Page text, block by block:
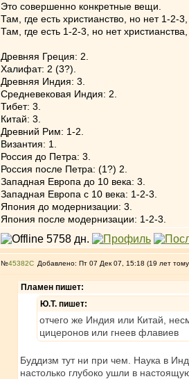
Это совершенно конкретные вещи.
Там, где есть христианство, но нет 1-
Там, где есть 1-2-3, но нет
Древняя Греция: 2.
Халифат: 2 (3?).
Древняя Индия: 3.
Средневековая Индия: 2.
Тибет: 3.
Китай: 3.
Древний Рим: 1-2.
Византия: 1.
Россия до Петра: 3.
Россия после Петра: (1?) 2.
Западная Европа до 10 века: 3.
Западная Европа с 10 века: 1-2-3.
Япония до модернизации: 3.
Япония после модернизации: 1-2-3.
№45382 Добавлено: Пт 07 Дек 07, 15:18 (19 лет
Пламен пишет:
Ю.Т. пишет:
отчего же Индия или Китай,
цицеронов или гнеев флавиев
Буддизм тут ни при чем. Наука в
настолько глубоко ушли в